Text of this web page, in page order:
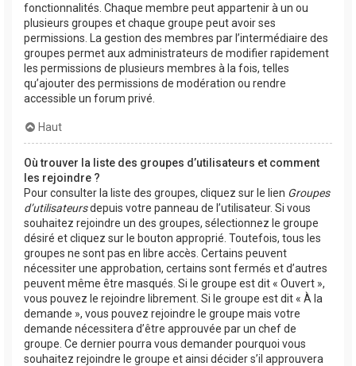
fonctionnalités. Chaque membre peut appartenir à un ou
plusieurs groupes et chaque groupe peut avoir ses
permissions. La gestion des membres par l’intermédiaire des
groupes permet aux administrateurs de modifier rapidement
les permissions de plusieurs membres à la fois, telles
qu’ajouter des permissions de modération ou rendre
accessible un forum privé.
Haut
Où trouver la liste des groupes d’utilisateurs et comment
les rejoindre ?
Pour consulter la liste des groupes, cliquez sur le lien Groupes
d’utilisateursdepuis votre panneau de l’utilisateur. Si vous
souhaitez rejoindre un des groupes, sélectionnez le groupe
désiré et cliquez sur le bouton approprié. Toutefois, tous les
groupes ne sont pas en libre accès. Certains peuvent
nécessiter une approbation, certains sont fermés et d’autres
peuvent même être masqués. Si le groupe est dit « Ouvert »,
vous pouvez le rejoindre librement. Si le groupe est dit « À la
demande », vous pouvez rejoindre le groupe mais votre
demande nécessitera d’être approuvée par un chef de
groupe. Ce dernier pourra vous demander pourquoi vous
souhaitez rejoindre le groupe et ainsi décider s’il approuvera